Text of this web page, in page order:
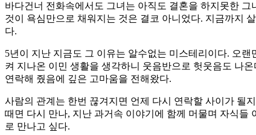
바다건너 전화속에서도 그녀는 아직도 결혼을 하지못한
것이 욕심만으로 채워지는 것은 결코 아니었다. 지금까지
다.
5년이 지난 지금도 그 이유는 알수없는 미스테리이다. 오
켜 지나온 이민 생활을 생각하니 웃음반으로 헛웃음도 나
연락해 줬음에 깊은 고마움을 전해왔다.
사람의 관계는 한번 끊겨지면 언제 다시 연락할 사이가 될
때면 다시 만나, 지난 과거속 이야기에 함께 머물며 자식들
로 만나고 싶다.